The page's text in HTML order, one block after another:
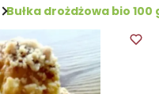
Bułka drożdżowa bio 100